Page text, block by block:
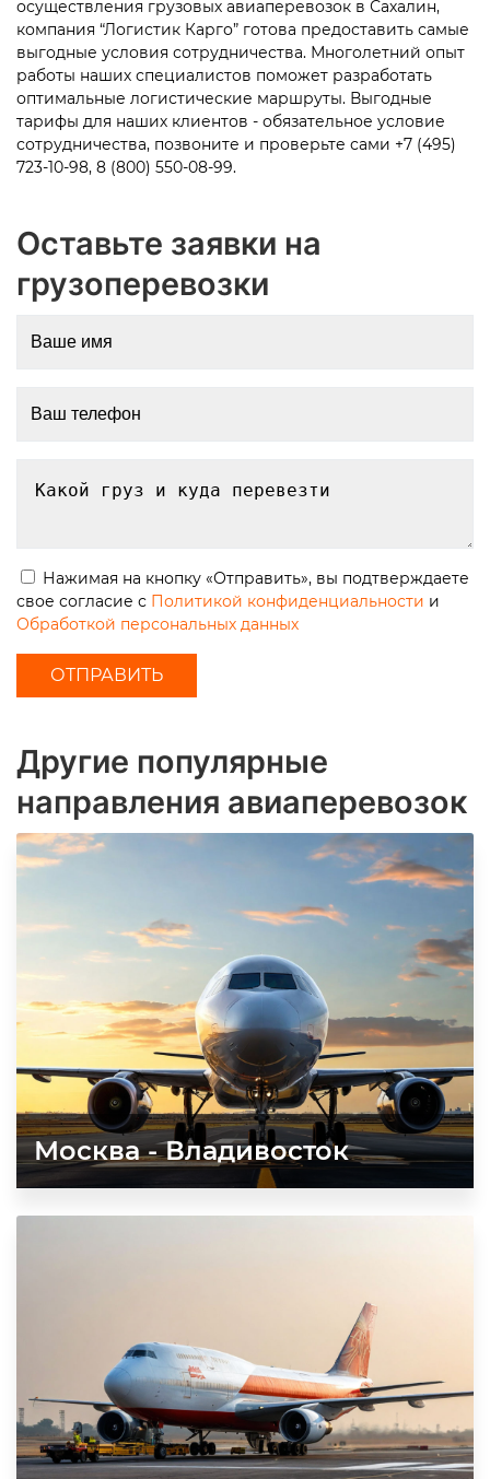
осуществления грузовых авиаперевозок в Сахалин,
компания “Логистик Карго” готова предоставить самые
выгодные условия сотрудничества. Многолетний опыт
работы наших специалистов поможет разработать
оптимальные логистические маршруты. Выгодные
тарифы для наших клиентов - обязательное условие
сотрудничества, позвоните и проверьте сами +7 (495)
723-10-98, 8 (800) 550-08-99.
Оставьте заявки на
грузоперевозки
Нажимая на кнопку «Отправить», вы подтверждаете
свое согласие с Политикой конфиденциальности и
Обработкой персональных данных
Другие популярные
направления авиаперевозок
Москва - Владивосток